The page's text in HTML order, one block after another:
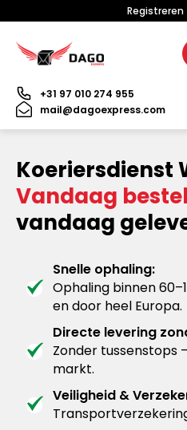
Registreren
+31 97 010 274 955
mail@dagoexpress.com
Koeriersdienst
Vandaag
vandaag
Snelle ophaling:
Ophaling binnen
en door heel Europa.
Directe levering
Zonder tussenstops
markt.
Veiligheid &